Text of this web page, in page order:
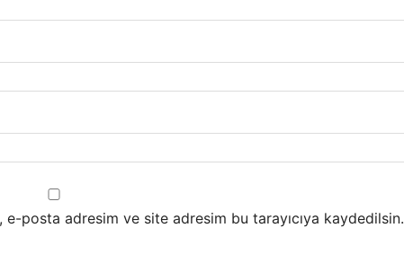
e-posta adresim ve site adresim bu tarayıcıya kaydedilsin.